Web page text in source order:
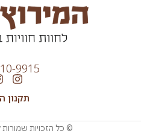
9915
תקנון
© כל הזכויות שמורות